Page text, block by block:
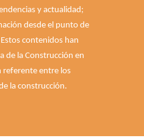
y actualidad;
desde el punto de
contenidos han
de la Construcción en
referente entre los
la construcción.